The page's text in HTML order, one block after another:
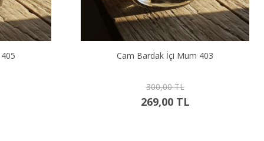
Cam Bardak İçi Mum 403
300,00 TL
269,00 TL